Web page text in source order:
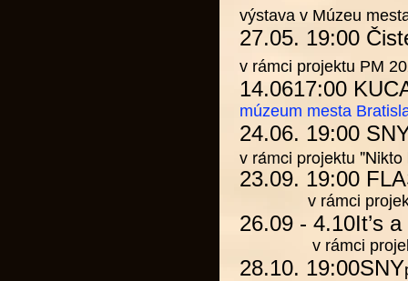
výstava v Múzeu
27.05. 19:00
v rámci projektu PM
14.0617:00
múzeum mesta
24.06. 19:00
v rámci projektu
23.09. 19:00
v rámci
26.09 - 4.10It’s
v rámci projektu
28.10. 19:00SNY